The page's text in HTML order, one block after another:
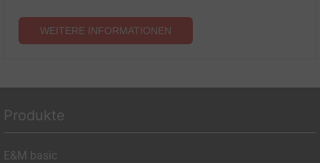
WEITERE INFORMATIONEN
Produkte
E&M basic